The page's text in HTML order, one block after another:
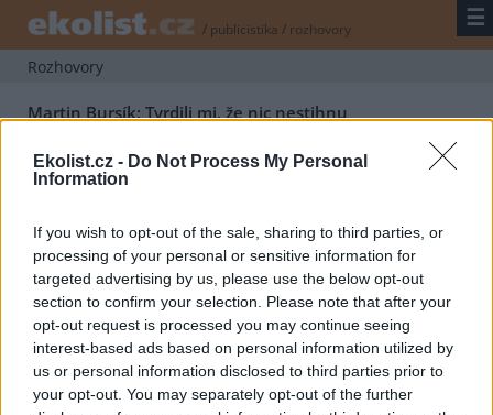
Ekolist.cz - Do Not Process My Personal
Information
If you wish to opt-out of the sale, sharing to third parties, or
processing of your personal or sensitive information for
targeted advertising by us, please use the below opt-out
section to confirm your selection. Please note that after your
opt-out request is processed you may continue seeing
interest-based ads based on personal information utilized by
us or personal information disclosed to third parties prior to
your opt-out. You may separately opt-out of the further
/ publicistika / rozhovory ☰
Rozhovory
Martin Bursík: Tvrdili mi, že nic nestihnu
O tom, co by chtěl ve své funkci dokázat, jaké má šance a prostor a
v čem vidí překážky své práce, hovořil s EkoListem nový
Jindřich Petrlík: Děti Země dělají také politiku
6.3.1998 | PRAHA (EkoList)
O záměrech ekologického sdruženíDěti Zeměv příštím roce, o
jejich úspěších v roce 1997 a o roli ekologického hnutí hovoří v
rozhovoru pro EkoList předseda Dětí Země RNDr. Jindřich Petrlík.
Petr Moos: Dráhy by měly být vstřícnější